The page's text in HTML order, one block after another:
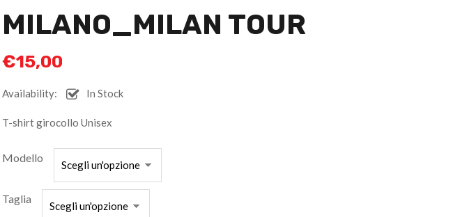
MILANO_MILAN TOUR
€15,00
Availability: In Stock
T-shirt girocollo Unisex
Modello
Taglia